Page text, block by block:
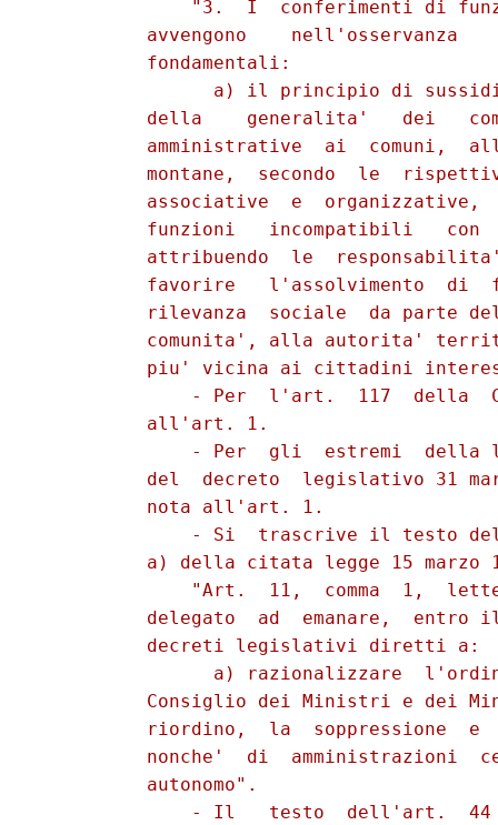
"3.  I  conferimenti di
avvengono    nell'osservanza
          fondamentali:
a) il principio di
della    generalita'   dei
amministrative  ai  comuni,
montane,  secondo  le
associative  e  organizzative,
funzioni   incompatibili   con
attribuendo  le
favorire   l'assolvimento  di
rilevanza  sociale  da parte
comunita', alla autorita'
piu' vicina ai cittadini
- Per  l'art.  117  della
          all'art. 1.
- Per  gli  estremi  della
del  decreto  legislativo 31
          nota all'art. 1.
- Si  trascrive il testo
a) della citata legge 15 marzo
"Art.  11,  comma  1,
delegato  ad  emanare,  entro
          decreti legislativi diretti a:
a) razionalizzare
Consiglio dei Ministri e dei
riordino,  la  soppressione  e
nonche'  di  amministrazioni
          autonomo".
- Il   testo  dell'art.